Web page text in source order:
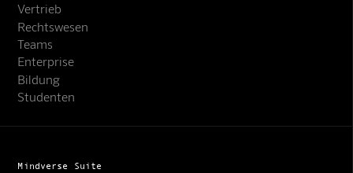
Vertrieb
Rechtswesen
Teams
Enterprise
Bildung
Studenten
Mindverse Suite